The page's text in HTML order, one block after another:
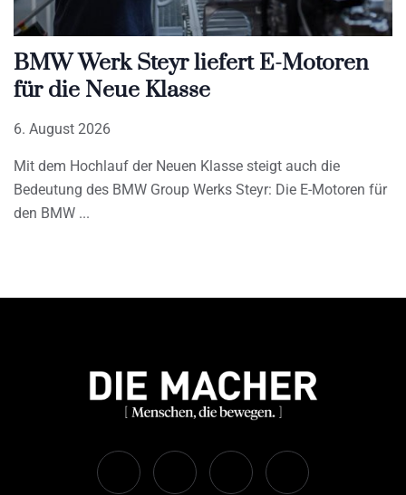
BMW Werk Steyr liefert E-Motoren
für die Neue Klasse
6. August 2026
Mit dem Hochlauf der Neuen Klasse steigt auch die
Bedeutung des BMW Group Werks Steyr: Die E-Motoren für
den BMW